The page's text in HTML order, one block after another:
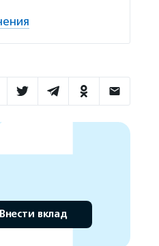
Внести вклад